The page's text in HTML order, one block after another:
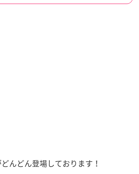
んどん登場しております！